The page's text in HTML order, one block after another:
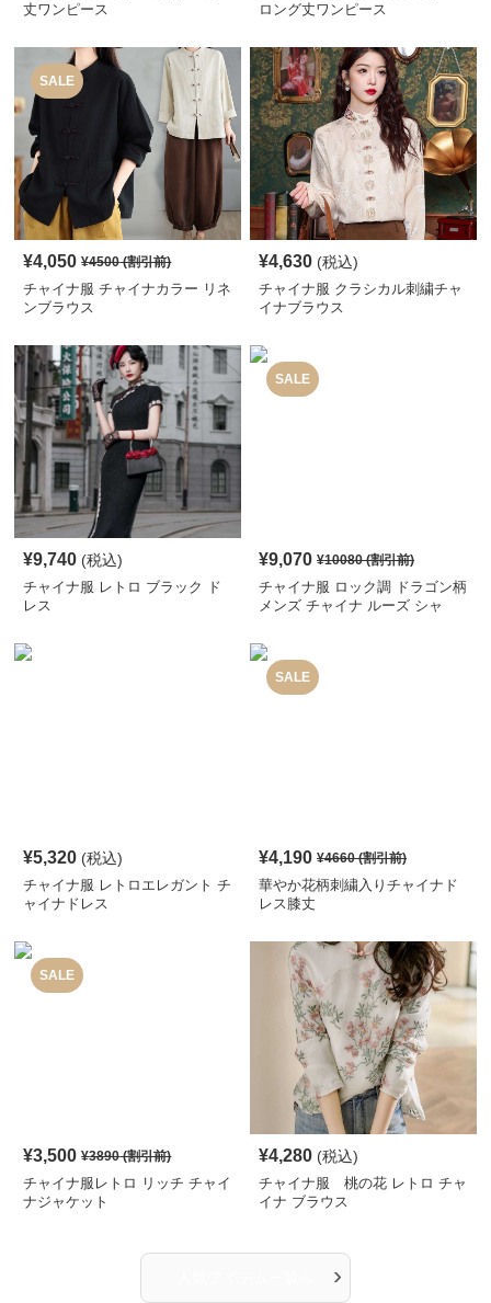
丈ワンピース
ロング丈ワンピース
SALE
¥4,050 ¥4500(割引前)
チャイナ服 チャイナカラー リネ
ンブラウス
¥4,630 (税込)
チャイナ服 クラシカル刺繍チャ
イナブラウス
¥9,740 (税込)
チャイナ服 レトロ ブラック ド
レス
SALE
¥9,070 ¥10080(割引前)
チャイナ服 ロック調 ドラゴン柄
メンズ チャイナ ルーズ シャ
¥5,320 (税込)
チャイナ服 レトロエレガント チ
ャイナドレス
SALE
¥4,190 ¥4660(割引前)
華やか花柄刺繍入りチャイナド
レス膝丈
SALE
¥3,500 ¥3890(割引前)
チャイナ服レトロ リッチ チャイ
ナジャケット
¥4,280 (税込)
チャイナ服 桃の花 レトロ チャ
イナ ブラウス
›